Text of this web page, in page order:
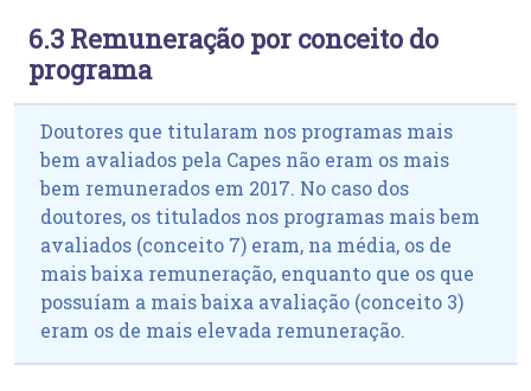
6.3 Remuneração por conceito do
programa
Doutores que titularam nos programas mais
bem avaliados pela Capes não eram os mais
bem remunerados em 2017. No caso dos
doutores, os titulados nos programas mais bem
avaliados (conceito 7) eram, na média, os de
mais baixa remuneração, enquanto que os que
possuíam a mais baixa avaliação (conceito 3)
eram os de mais elevada remuneração.